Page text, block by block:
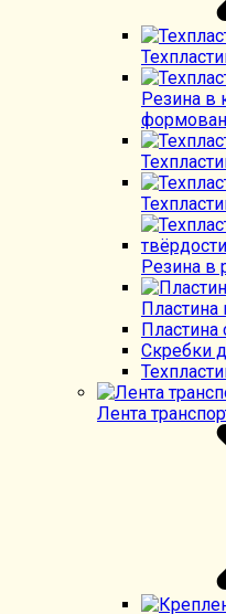
Резина в
Резина в
Пластина
Пластина
Скребки
Лента